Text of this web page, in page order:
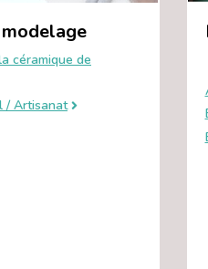
céramique de
/ Artisanat